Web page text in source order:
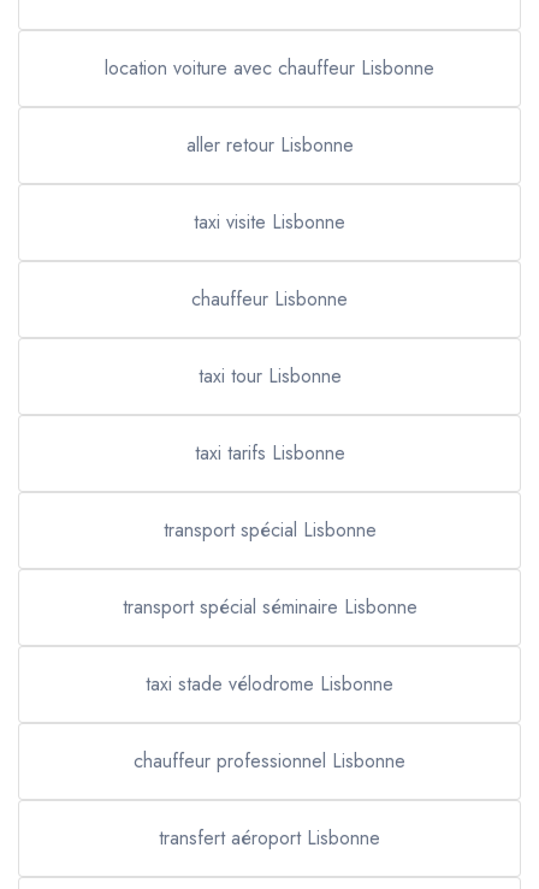
location voiture avec chauffeur Lisbonne
aller retour Lisbonne
taxi visite Lisbonne
chauffeur Lisbonne
taxi tour Lisbonne
taxi tarifs Lisbonne
transport spécial Lisbonne
transport spécial séminaire Lisbonne
taxi stade vélodrome Lisbonne
chauffeur professionnel Lisbonne
transfert aéroport Lisbonne